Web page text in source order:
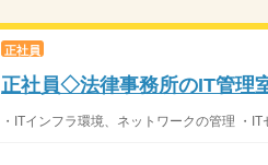
正社員
正社員◇法律事務所のIT管理
・ITインフラ環境、ネットワークの管理 ・